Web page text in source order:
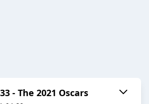
- The 2021 Oscars